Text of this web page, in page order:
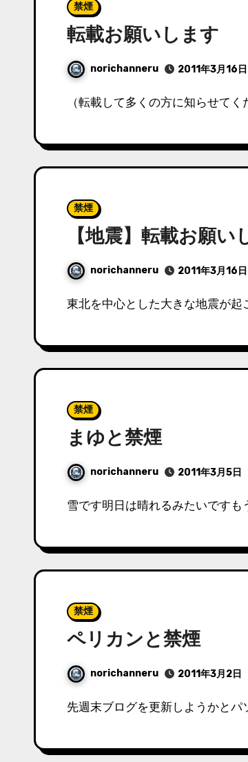
禁煙
転載お願いします
norichanneru 2011年3月16日
（転載して多くの方に知らせ
禁煙
【地震】転載お願い
norichanneru 2011年3月16日
東北を中心とした大きな地震が
禁煙
まゆと禁煙
norichanneru 2011年3月5日
雪です明日は晴れるみたいです
禁煙
ペリカンと禁煙
norichanneru 2011年3月2日
先週末ブログを更新しようかと